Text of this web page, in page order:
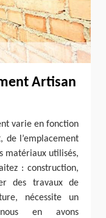
Artisan
varie en fonction
l’emplacement
matériaux utilisés,
: construction,
des travaux de
nécessite un
nous en avons